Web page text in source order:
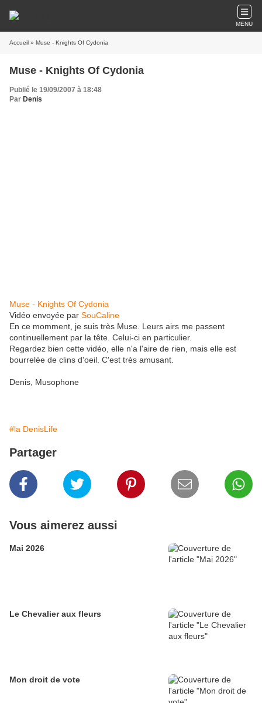
MENU
Accueil » Muse - Knights Of Cydonia
Muse - Knights Of Cydonia
Publié le 19/09/2007 à 18:48
Par Denis
Muse - Knights Of Cydonia
Vidéo envoyée par SouCaline
En ce momment, je suis très Muse. Leurs airs me passent
continuellement par la tête. Celui-ci en particulier.
Regardez bien cette vidéo, elle n'a l'aire de rien, mais elle est
bourrelée de clins d'oeil. C'est très amusant.
Denis, Musophone
#la DenisLife
Partager
Vous aimerez aussi
Mai 2026
Le Chevalier aux fleurs
Mon droit de vote